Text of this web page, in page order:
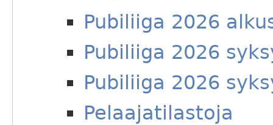
Pubiliiga 2026
Pubiliiga 2026
Pubiliiga 2026
Pelaajatilastoja